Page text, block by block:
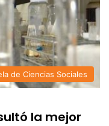
de Ciencias Sociales
la mejor